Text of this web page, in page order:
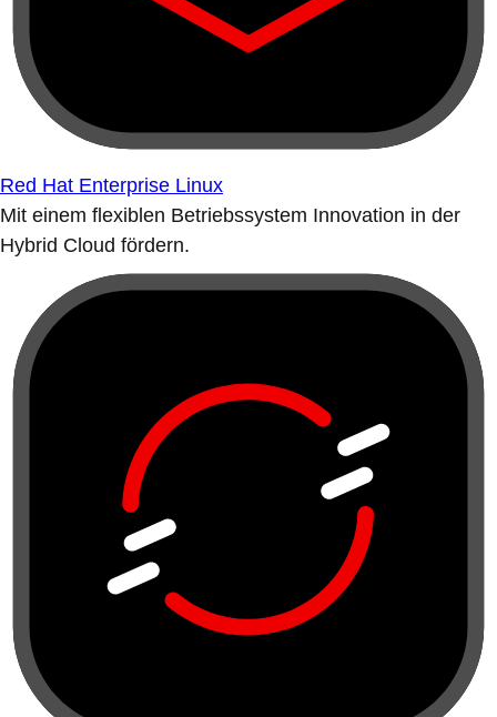
Red Hat Enterprise Linux
Mit einem flexiblen Betriebssystem Innovation in der
Hybrid Cloud fördern.